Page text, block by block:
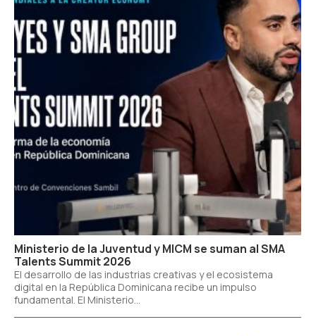
Ministerio de la Juventud y MICM se suman al SMA
Talents Summit 2026
El desarrollo de las industrias creativas y el ecosistema
digital en la República Dominicana recibe un impulso
fundamental. El Ministerio...